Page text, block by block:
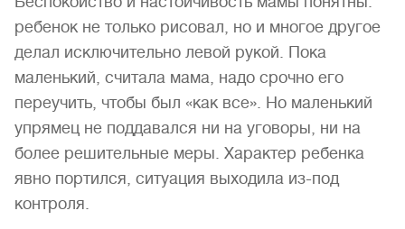
ребенок не только рисовал, но и многое другое
делал исключительно левой рукой. Пока
маленький, считала мама, надо срочно его
переучить, чтобы был «как все». Но маленький
упрямец не поддавался ни на уговоры, ни на
более решительные меры. Характер ребенка
явно портился, ситуация выходила из-под
контроля.